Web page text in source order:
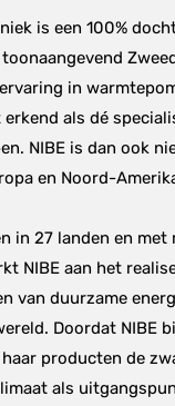
is een 100%
toonaangevend
in
als dé
NIBE is dan ook
en Noord-
in 27 landen en met
NIBE aan het
van duurzame
Doordat NIBE
producten de
als